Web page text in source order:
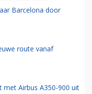
Barcelona door
route vanaf
met Airbus A350-900 uit